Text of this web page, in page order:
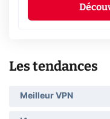
Les tendances
Meilleur VPN